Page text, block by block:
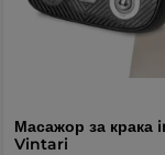
Масажор за крака
Vintari